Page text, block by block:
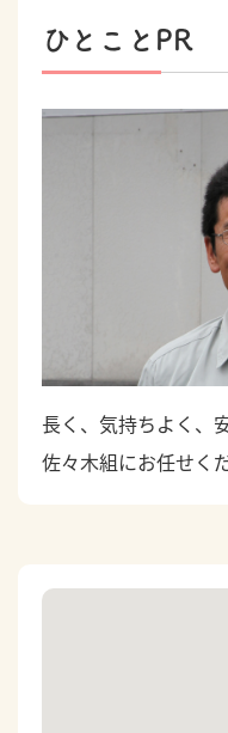
ひとことPR
長く、気持ちよく、
佐々木組にお任せく